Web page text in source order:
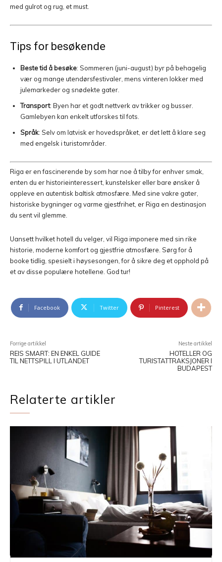
med gulrot og rug, et must.
Tips for besøkende
Beste tid å besøke: Sommeren (juni-august) byr på behagelig
vær og mange utendørsfestivaler, mens vinteren lokker med
julemarkeder og snødekte gater.
Transport: Byen har et godt nettverk av trikker og busser.
Gamlebyen kan enkelt utforskes til fots.
Språk: Selv om latvisk er hovedspråket, er det lett å klare seg
med engelsk i turistområder.
Riga er en fascinerende by som har noe å tilby for enhver smak,
enten du er historieinteressert, kunstelsker eller bare ønsker å
oppleve en autentisk baltisk atmosfære. Med sine vakre gater,
historiske bygninger og varme gjestfrihet, er Riga en destinasjon
du sent vil glemme.
Uansett hvilket hotell du velger, vil Riga imponere med sin rike
historie, moderne komfort og gjestfrie atmosfære. Sørg for å
booke tidlig, spesielt i høysesongen, for å sikre deg et opphold på
et av disse populære hotellene. God tur!
Facebook Twitter Pinterest
Forrige artikkel
REIS SMART: EN ENKEL GUIDE
TIL NETTSPILL I UTLANDET
Neste artikkel
HOTELLER OG
TURISTATTRAKSJONER I
BUDAPEST
Relaterte artikler